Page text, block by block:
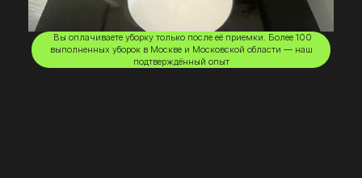
Вы оплачиваете уборку только после её приемки. Более 100
выполненных уборок в Москве и Московской области — наш
подтверждённый опыт